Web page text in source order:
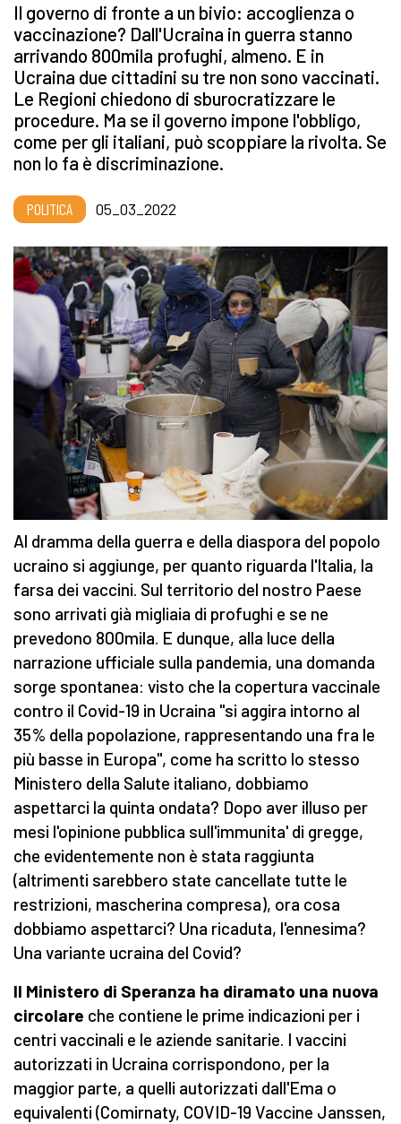
Il governo di fronte a un bivio: accoglienza o
vaccinazione? Dall'Ucraina in guerra stanno
arrivando 800mila profughi, almeno. E in
Ucraina due cittadini su tre non sono vaccinati.
Le Regioni chiedono di sburocratizzare le
procedure. Ma se il governo impone l'obbligo,
come per gli italiani, può scoppiare la rivolta. Se
non lo fa è discriminazione.
POLITICA 05_03_2022
Al dramma della guerra e della diaspora del popolo
ucraino si aggiunge, per quanto riguarda l'Italia, la
farsa dei vaccini. Sul territorio del nostro Paese
sono arrivati già migliaia di profughi e se ne
prevedono 800mila. E dunque, alla luce della
narrazione ufficiale sulla pandemia, una domanda
sorge spontanea: visto che la copertura vaccinale
contro il Covid-19 in Ucraina "si aggira intorno al
35% della popolazione, rappresentando una fra le
più basse in Europa", come ha scritto lo stesso
Ministero della Salute italiano, dobbiamo
aspettarci la quinta ondata? Dopo aver illuso per
mesi l'opinione pubblica sull'immunita' di gregge,
che evidentemente non è stata raggiunta
(altrimenti sarebbero state cancellate tutte le
restrizioni, mascherina compresa), ora cosa
dobbiamo aspettarci? Una ricaduta, l'ennesima?
Una variante ucraina del Covid?
Il Ministero di Speranza ha diramato una nuova
circolare che contiene le prime indicazioni per i
centri vaccinali e le aziende sanitarie. I vaccini
autorizzati in Ucraina corrispondono, per la
maggior parte, a quelli autorizzati dall'Ema o
equivalenti (Comirnaty, COVID-19 Vaccine Janssen,